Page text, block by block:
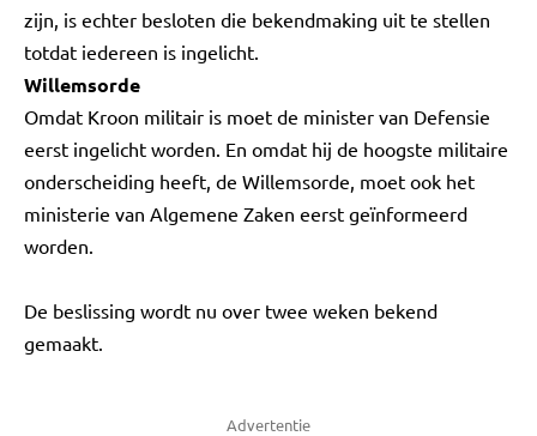
zijn, is echter besloten die bekendmaking uit te stellen
totdat iedereen is ingelicht.
Willemsorde
Omdat Kroon militair is moet de minister van Defensie
eerst ingelicht worden. En omdat hij de hoogste militaire
onderscheiding heeft, de Willemsorde, moet ook het
ministerie van Algemene Zaken eerst geïnformeerd
worden.
De beslissing wordt nu over twee weken bekend
gemaakt.
Advertentie